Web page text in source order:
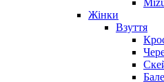
Жінки
Взуття